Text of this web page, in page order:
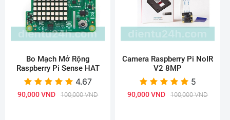
Bo Mạch Mở Rộng
Raspberry Pi Sense HAT
4.67
90,000 VND 100,000 VND
Camera Raspberry Pi NoIR
V2 8MP
5
90,000 VND 100,000 VND